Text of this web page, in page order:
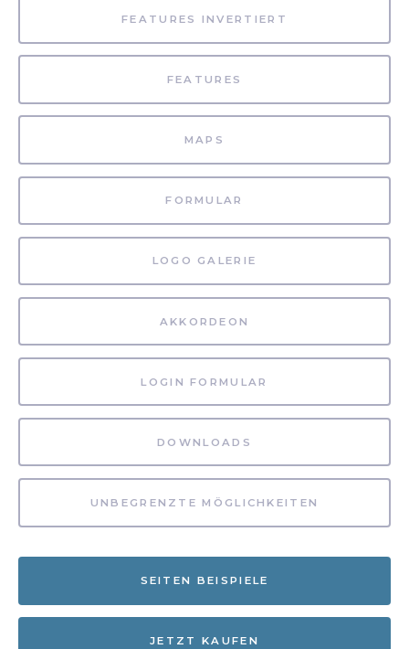
FEATURES INVERTIERT
FEATURES
MAPS
FORMULAR
LOGO GALERIE
AKKORDEON
LOGIN FORMULAR
DOWNLOADS
UNBEGRENZTE MÖGLICHKEITEN
SEITEN BEISPIELE
JETZT KAUFEN